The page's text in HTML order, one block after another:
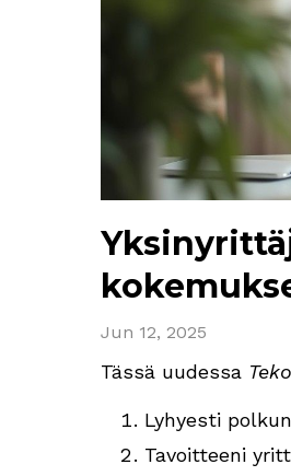
Jun 12, 2025
Tässä uudessa
Lyhyesti
Tavoitteeni